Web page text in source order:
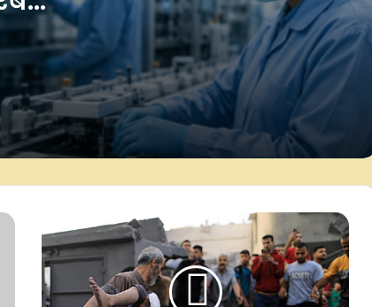
10.5 अरब डॉलर बढ़कर 692.9 अरब डॉलर
पहुंचा फॉरेक्स रिजर्व
व्हाट्सएप मैलवेयर हमले से 10,000 से
अधिक भारतीयों को बचाया गया: सरकार
ई-कोर्ट्स परियोजना से न्याय व्यवस्था में
भारत में जुलाई में इलेक्ट्रिक वाहनों की
बिक्री रिकॉर्ड 3.28 लाख यूनिट्स पर रही:
फाडा